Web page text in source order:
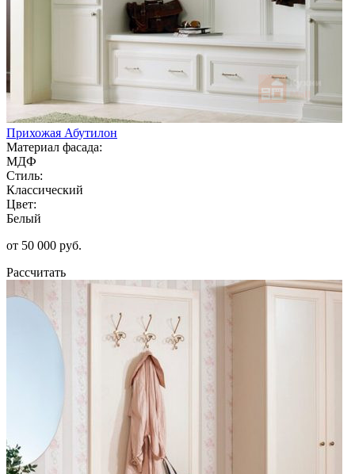
Прихожая Абутилон
Материал фасада:
МДФ
Стиль:
Классический
Цвет:
Белый
от 50 000 руб.
Рассчитать